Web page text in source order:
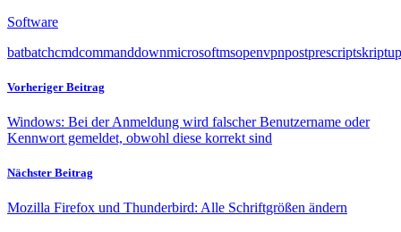
Software
batbatchcmdcommanddownmicrosoftmsopenvpnpostprescriptskriptup
Vorheriger Beitrag
Windows: Bei der Anmeldung wird falscher Benutzername oder
Kennwort gemeldet, obwohl diese korrekt sind
Nächster Beitrag
Mozilla Firefox und Thunderbird: Alle Schriftgrößen ändern